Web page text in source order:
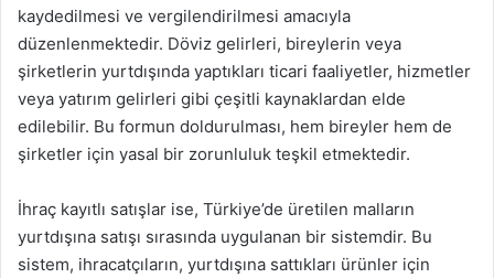
kaydedilmesi ve vergilendirilmesi amacıyla
düzenlenmektedir. Döviz gelirleri, bireylerin veya
şirketlerin yurtdışında yaptıkları ticari faaliyetler, hizmetler
veya yatırım gelirleri gibi çeşitli kaynaklardan elde
edilebilir. Bu formun doldurulması, hem bireyler hem de
şirketler için yasal bir zorunluluk teşkil etmektedir.
İhraç kayıtlı satışlar ise, Türkiye’de üretilen malların
yurtdışına satışı sırasında uygulanan bir sistemdir. Bu
sistem, ihracatçıların, yurtdışına sattıkları ürünler için